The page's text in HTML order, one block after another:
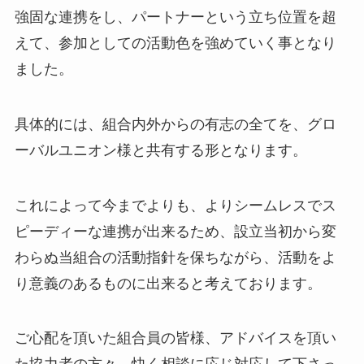
強固な連携をし、パートナーという立ち位置を超
えて、参加としての活動色を強めていく事となり
ました。
具体的には、組合内外からの有志の全てを、グロ
ーバルユニオン様と共有する形となります。
これによって今までよりも、よりシームレスでス
ピーディーな連携が出来るため、設立当初から変
わらぬ当組合の活動指針を保ちながら、活動をよ
り意義のあるものに出来ると考えております。
ご心配を頂いた組合員の皆様、アドバイスを頂い